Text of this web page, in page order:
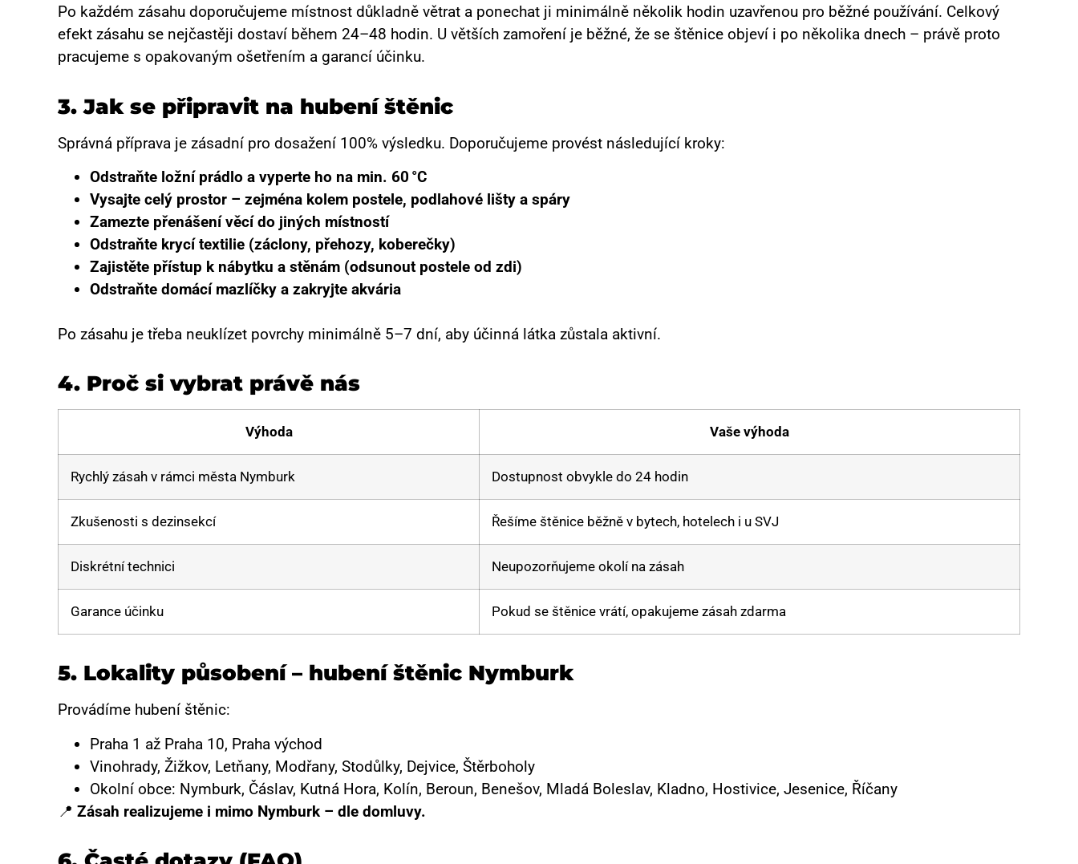
Po každém zásahu doporučujeme místnost důkladně větrat a ponechat ji minimálně několik hodin uzavřenou pro běžné používání. Celkový
efekt zásahu se nejčastěji dostaví během 24–48 hodin. U větších zamoření je běžné, že se štěnice objeví i po několika dnech – právě proto
pracujeme s opakovaným ošetřením a garancí účinku.
3.Jak se připravit na hubení štěnic
Správná příprava je zásadní pro dosažení 100% výsledku. Doporučujeme provést následující kroky:
Odstraňte ložní prádlo a vyperte ho na min. 60 °C
Vysajte celý prostor – zejména kolem postele, podlahové lišty a spáry
Zamezte přenášení věcí do jiných místností
Odstraňte krycí textilie (záclony, přehozy, koberečky)
Zajistěte přístup k nábytku a stěnám (odsunout postele od zdi)
Odstraňte domácí mazlíčky a zakryjte akvária
Po zásahu je třeba neuklízet povrchy minimálně 5–7 dní, aby účinná látka zůstala aktivní.
4. Proč si vybrat právě nás
Výhoda Vaše výhoda
Rychlý zásah v rámci města Nymburk Dostupnost obvykle do 24 hodin
Zkušenosti s dezinsekcí Řešíme štěnice běžně v bytech, hotelech i u SVJ
Diskrétní technici Neupozorňujeme okolí na zásah
Garance účinku Pokud se štěnice vrátí, opakujeme zásah zdarma
5. Lokality působení – hubení štěnic Nymburk
Provádíme hubení štěnic:
Praha 1 až Praha 10, Praha východ
Vinohrady, Žižkov, Letňany, Modřany, Stodůlky, Dejvice, Štěrboholy
Okolní obce: Nymburk, Čáslav, Kutná Hora, Kolín, Beroun, Benešov, Mladá Boleslav, Kladno, Hostivice, Jesenice, Říčany
📍 Zásah realizujeme i mimo Nymburk – dle domluvy.